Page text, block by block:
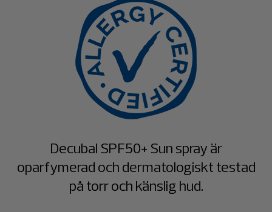
Decubal SPF50+ Sun spray är
oparfymerad och dermatologiskt testad
på torr och känslig hud.